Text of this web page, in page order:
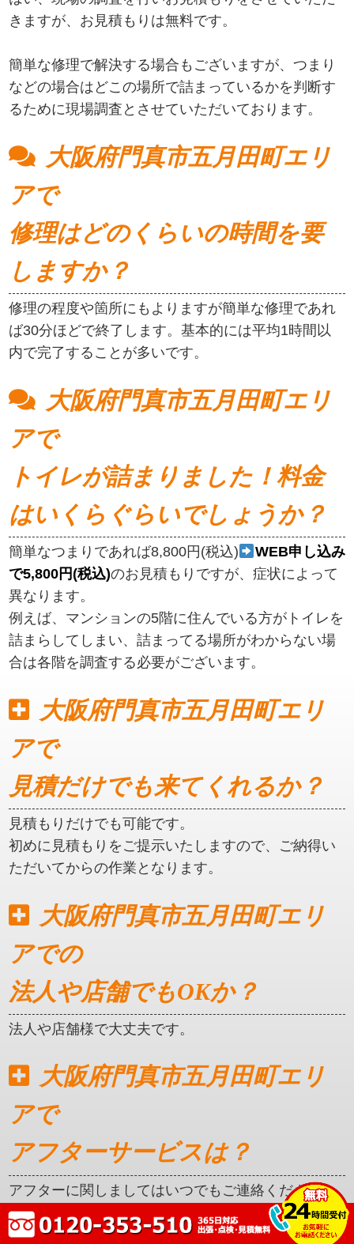
きますが、お見積もりは無料です。
簡単な修理で解決する場合もございますが、つまり
などの場合はどこの場所で詰まっているかを判断す
るために現場調査とさせていただいております。
大阪府門真市五月田町エリ
アで
修理はどのくらいの時間を要
しますか？
修理の程度や箇所にもよりますが簡単な修理であれ
ば30分ほどで終了します。基本的には平均1時間以
内で完了することが多いです。
大阪府門真市五月田町エリ
アで
トイレが詰まりました！料金
はいくらぐらいでしょうか？
簡単なつまりであれば8,800円(税込)
WEB申し込み
で5,800円(税込)のお見積もりですが、症状によって
異なります。
例えば、マンションの5階に住んでいる方がトイレを
詰まらしてしまい、詰まってる場所がわからない場
合は各階を調査する必要がございます。
大阪府門真市五月田町エリ
アで
見積だけでも来てくれるか？
見積もりだけでも可能です。
初めに見積もりをご提示いたしますので、ご納得い
ただいてからの作業となります。
大阪府門真市五月田町エリ
アでの
法人や店舗でもOKか？
法人や店舗様で大丈夫です。
大阪府門真市五月田町エリ
アで
アフターサービスは？
アフターに関しましてはいつでもご連絡ください。
クレカ対応はしているか？